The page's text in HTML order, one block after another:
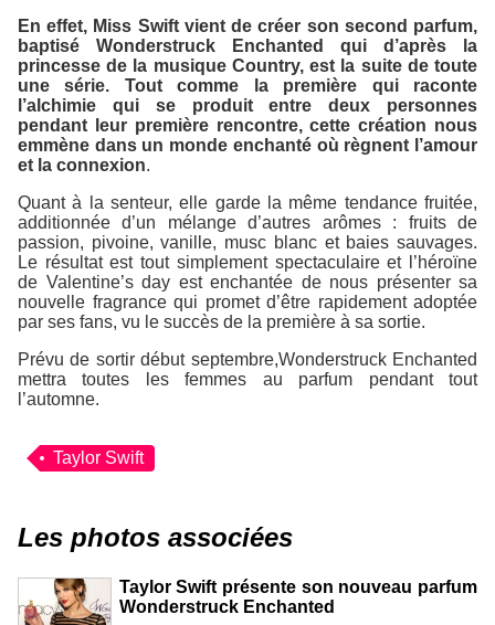
En effet, Miss Swift vient de créer son second parfum,
baptisé Wonderstruck Enchanted
qui d’après la
princesse de la musique Country, est la suite de toute
une série. Tout comme la première qui raconte
l’alchimie qui se produit entre deux personnes
pendant leur première rencontre, cette création nous
emmène dans un monde enchanté où règnent l’amour
et la connexion.
Quant à la senteur, elle garde la même tendance fruitée,
additionnée d’un mélange d’autres arômes : fruits de
passion, pivoine, vanille, musc blanc et baies sauvages.
Le résultat est tout simplement spectaculaire et l’héroïne
de Valentine’s day est enchantée de nous présenter sa
nouvelle fragrance qui promet d’être rapidement adoptée
par ses fans, vu le succès de la première à sa sortie.
Prévu de sortir début septembre,Wonderstruck Enchanted
mettra toutes les femmes au parfum pendant tout
l’automne.
Taylor Swift
Les photos associées
Taylor Swift présente son nouveau parfum
Wonderstruck Enchanted